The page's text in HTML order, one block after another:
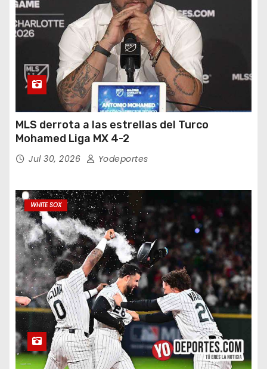
MLS derrota a las estrellas del Turco
Mohamed Liga MX 4-2
Jul 30, 2026 Yodeportes
WHITE SOX